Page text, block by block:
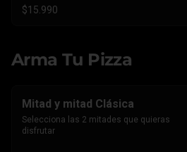
$15.990
Arma Tu Pizza
Mitad y mitad Clásica
Selecciona las 2 mitades que quieras
disfrutar